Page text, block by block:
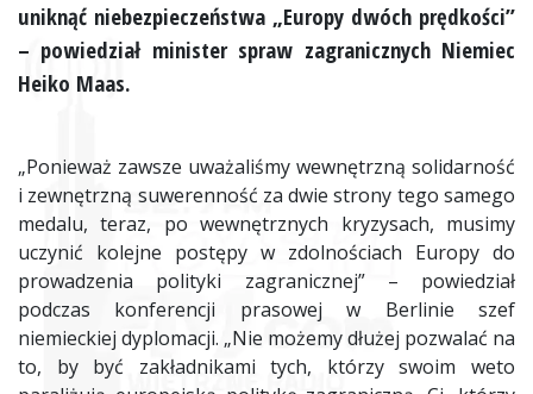
uniknąć niebezpieczeństwa „Europy dwóch prędkości”
– powiedział minister spraw zagranicznych Niemiec
Heiko Maas.
„Ponieważ zawsze uważaliśmy wewnętrzną solidarność
i zewnętrzną suwerenność za dwie strony tego samego
medalu, teraz, po wewnętrznych kryzysach, musimy
uczynić kolejne postępy w zdolnościach Europy do
prowadzenia polityki zagranicznej” – powiedział
podczas konferencji prasowej w Berlinie szef
niemieckiej dyplomacji. „Nie możemy dłużej pozwalać na
to, by być zakładnikami tych, którzy swoim weto